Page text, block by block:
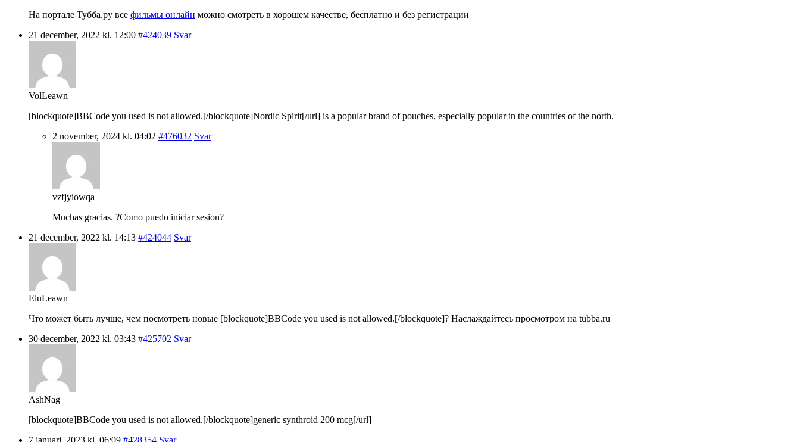
На портале Тубба.ру все фильмы онлайн можно смотреть в хорошем качестве, бесплатно и без регистрации
21 december, 2022 kl. 12:00 #424039 Svar
VolLeawn
[blockquote]BBCode you used is not allowed.[/blockquote]Nordic Spirit[/url] is a popular brand of pouches, especially popular in the countries of the north.
2 november, 2024 kl. 04:02 #476032 Svar
vzfjyiowqa
Muchas gracias. ?Como puedo iniciar sesion?
21 december, 2022 kl. 14:13 #424044 Svar
EluLeawn
Что может быть лучше, чем посмотреть новые [blockquote]BBCode you used is not allowed.[/blockquote]? Наслаждайтесь просмотром на tubba.ru
30 december, 2022 kl. 03:43 #425702 Svar
AshNag
[blockquote]BBCode you used is not allowed.[/blockquote]generic synthroid 200 mcg[/url]
7 januari, 2023 kl. 06:09 #428354 Svar